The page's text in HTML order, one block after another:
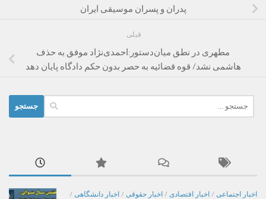
پدران و پسران موسیقی ایران
قبلی
مطهری در نطق میان‌دستور:احمدی‌نژاد موفق به حذف
هاشمی نشد/ قوه قضائیه به حصر بدون حکم دادگاه پایان دهد
برای:
اخبار اجتماعی / اخبار اقتصادی / اخبار حقوقی / اخبار دانشگاهی /